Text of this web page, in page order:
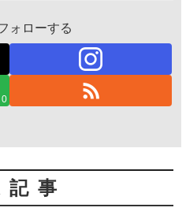
ォローする
0
記事